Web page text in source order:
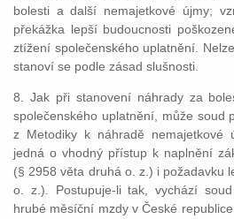
bolesti a další nemajetkové újmy;
překážka lepší budoucnosti
ztížení společenského uplatnění.
stanoví se podle zásad slušnosti.
8. Jak při stanovení náhrady za
společenského uplatnění, může soud
z Metodiky k náhradě
jedná o vhodný přístup k naplnění
(§ 2958 věta druhá o. z.) i požadavku
o. z.). Postupuje-li tak, vychází
hrubé měsíční mzdy v České